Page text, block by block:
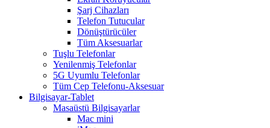
Şarj Cihazları
Telefon Tutucular
Dönüştürücüler
Tüm Aksesuarlar
Tuşlu Telefonlar
Yenilenmiş Telefonlar
5G Uyumlu Telefonlar
Tüm Cep Telefonu-Aksesuar
Bilgisayar-Tablet
Masaüstü Bilgisayarlar
Mac mini